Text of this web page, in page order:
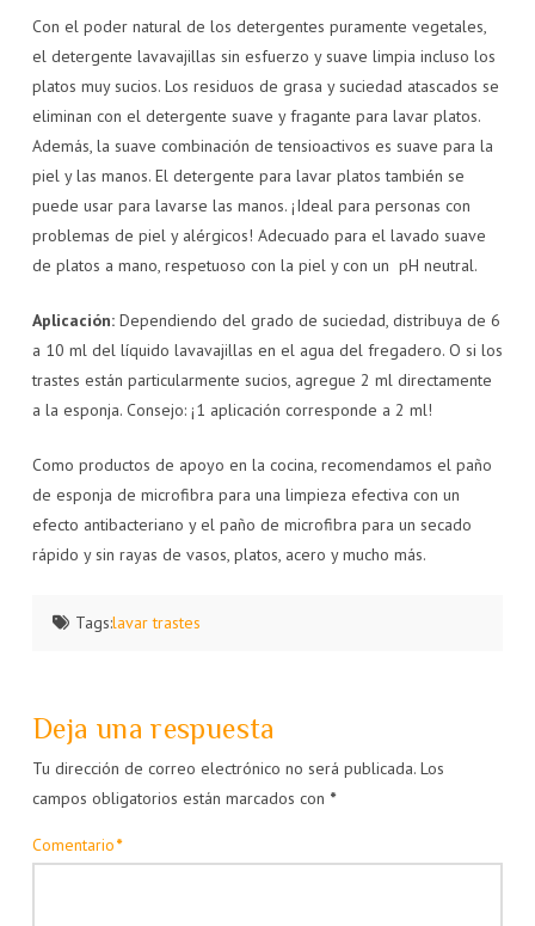
Con el poder natural de los detergentes puramente vegetales,
el detergente lavavajillas sin esfuerzo y suave limpia incluso los
platos muy sucios. Los residuos de grasa y suciedad atascados se
eliminan con el detergente suave y fragante para lavar platos.
Además, la suave combinación de tensioactivos es suave para la
piel y las manos. El detergente para lavar platos también se
puede usar para lavarse las manos. ¡Ideal para personas con
problemas de piel y alérgicos! Adecuado para el lavado suave
de platos a mano, respetuoso con la piel y con un pH neutral.
Aplicación: Dependiendo del grado de suciedad, distribuya de 6
a 10 ml del líquido lavavajillas en el agua del fregadero. O si los
trastes están particularmente sucios, agregue 2 ml directamente
a la esponja. Consejo: ¡1 aplicación corresponde a 2 ml!
Como productos de apoyo en la cocina, recomendamos el paño
de esponja de microfibra para una limpieza efectiva con un
efecto antibacteriano y el paño de microfibra para un secado
rápido y sin rayas de vasos, platos, acero y mucho más.
Tags:lavar trastes
Deja una respuesta
Tu dirección de correo electrónico no será publicada. Los
campos obligatorios están marcados con *
Comentario*